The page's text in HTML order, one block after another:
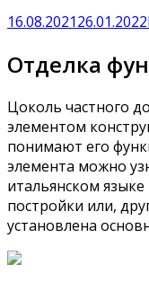
16.08.202126.01.2022
Отделка
Цоколь частного
элементом
понимают его
элемента можно
итальянском
постройки или,
установлена